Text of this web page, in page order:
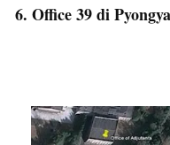
6. Office 39 di